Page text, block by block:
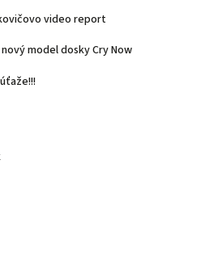
video report
model dosky Cry Now